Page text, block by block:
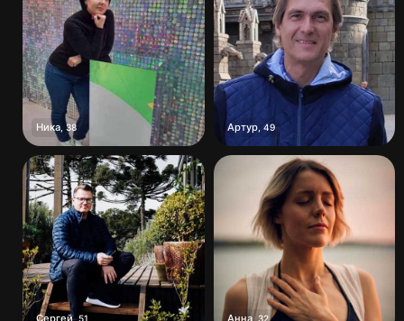
Ника 38 Артур, 49
Сергей, 51 Анна, 32